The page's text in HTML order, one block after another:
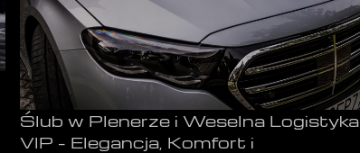
Ślub w Plenerze i Weselna Logistyka
VIP – Elegancja, Komfort i